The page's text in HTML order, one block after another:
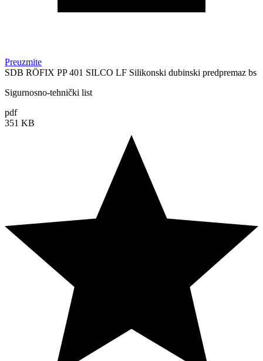
Preuzmite
SDB RÖFIX PP 401 SILCO LF Silikonski dubinski predpremaz bs
Sigurnosno-tehnički list
pdf
351 KB